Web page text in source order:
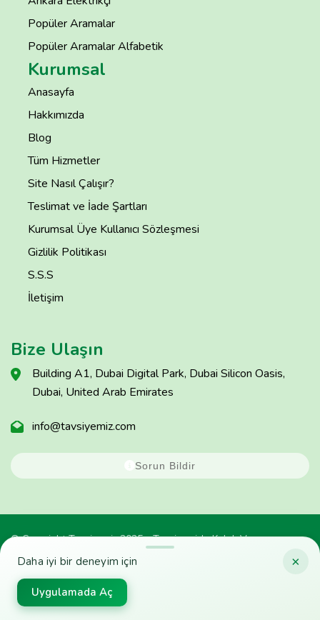
×
Daha iyi bir deneyim için
Uygulamada Aç
Popüler Aramalar
Popüler Aramalar Alfabetik
Kurumsal
Anasayfa
Hakkımızda
Blog
Tüm Hizmetler
Site Nasıl Çalışır?
Teslimat ve İade Şartları
Kurumsal Üye Kullanıcı Sözleşmesi
Gizlilik Politikası
S.S.S
İletişim
Bize Ulaşın
Building A1, Dubai Digital Park, Dubai Silicon Oasis,
Dubai, United Arab Emirates
info@tavsiyemiz.com
Sorun Bildir
© Copyright Tavsiyemiz 2025 - Tavsiyemiz'e Kulak Ver